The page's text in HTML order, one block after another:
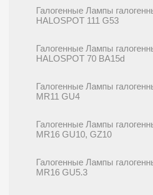
Галогенные Лампы
HALOSPOT 111 G53
Галогенные Лампы
HALOSPOT 70 BA15d
Галогенные Лампы
MR11 GU4
Галогенные Лампы
MR16 GU10, GZ10
Галогенные Лампы
MR16 GU5.3